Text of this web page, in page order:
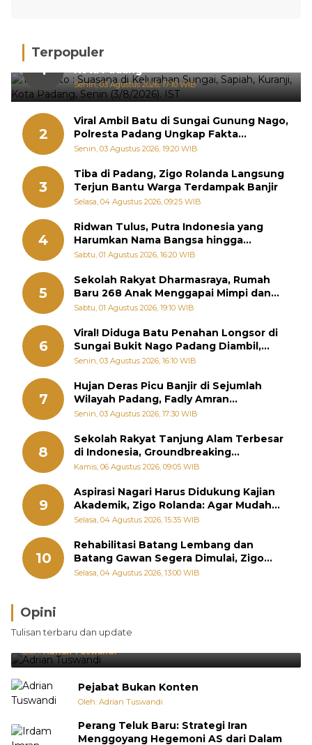
Terpopuler
1
Hujan Deras, 15 Titik Banjir Terdeteksi di
Kota Padang
Senin, 03 Agustus 2026, 17:10 WIB
2
Viral Ambil Batu di Sungai Gunung Nago,
Polresta Padang Ungkap Fakta
Sebenarnya
Senin, 03 Agustus 2026, 19:20 WIB
3
Tiba di Padang, Zigo Rolanda Langsung
Terjun Bantu Warga Terdampak Banjir
Selasa, 04 Agustus 2026, 09:25 WIB
4
Ridwan Tulus, Putra Indonesia yang
Harumkan Nama Bangsa hingga
Diabadikan dalam Buku Jepang
Sabtu, 01 Agustus 2026, 16:20 WIB
5
Sekolah Rakyat Dharmasraya, Rumah
Baru 268 Anak Menggapai Mimpi dan
Memutus Rantai Kemiskinan
Sabtu, 01 Agustus 2026, 19:10 WIB
6
Viral! Diduga Batu Penahan Longsor di
Sungai Bukit Nago Padang Diambil,
Warga Khawatir Bencana Terulang
Senin, 03 Agustus 2026, 16:10 WIB
7
Hujan Deras Picu Banjir di Sejumlah
Wilayah Padang, Fadly Amran
Perintahkan OPD Siaga
Senin, 03 Agustus 2026, 17:30 WIB
8
Sekolah Rakyat Tanjung Alam Terbesar
di Indonesia, Groundbreaking
September
Kamis, 06 Agustus 2026, 09:05 WIB
9
Aspirasi Nagari Harus Didukung Kajian
Akademik, Zigo Rolanda: Agar Mudah
Diperjuangkan di Kementerian
Selasa, 04 Agustus 2026, 15:35 WIB
10
Rehabilitasi Batang Lembang dan
Batang Gawan Segera Dimulai, Zigo
Rolanda Pastikan Proyek Berjalan
Selasa, 04 Agustus 2026, 13:00 WIB
Opini
Tulisan terbaru dan update
Brasil Lebih Diunggulkan, tetapi Jepang Selalu
Punya Cara Membuat Kejutan
Oleh:Adrian Tuswandi
Pejabat Bukan Konten
Oleh: Adrian Tuswandi
Perang Teluk Baru: Strategi Iran
Menggoyang Hegemoni AS dari Dalam